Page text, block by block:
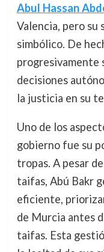
Abul Hassan
Valencia, pero su
simbólico. De
progresivamente
decisiones
la justicia en su
Uno de los
gobierno fue su
tropas. A pesar
taifas, Abú Bakr
eficiente,
de Murcia antes
taifas. Esta